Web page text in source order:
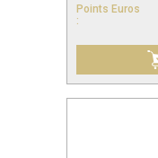
Points Euros
: